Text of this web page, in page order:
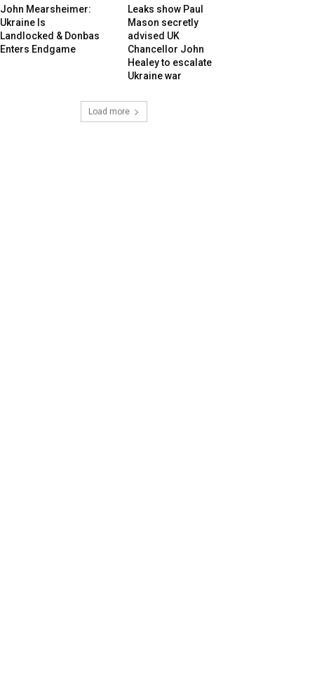
John Mearsheimer:
Ukraine Is
Landlocked & Donbas
Enters Endgame
Leaks show Paul
Mason secretly
advised UK
Chancellor John
Healey to escalate
Ukraine war
Load more